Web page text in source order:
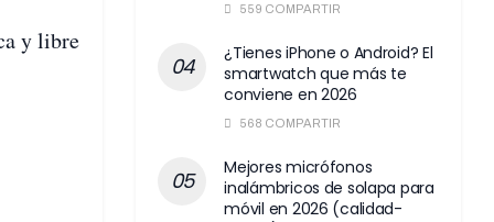
y libre
559 COMPARTIR
¿Tienes iPhone o Android? El
smartwatch que más te
conviene en 2026
568 COMPARTIR
Mejores micrófonos
inalámbricos de solapa para
móvil en 2026 (calidad-